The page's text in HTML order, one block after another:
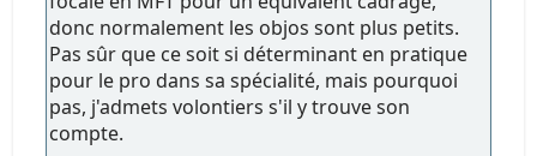
donc normalement les objos sont plus petits.
Pas sûr que ce soit si déterminant en pratique
pour le pro dans sa spécialité, mais pourquoi
pas, j'admets volontiers s'il y trouve son
compte.